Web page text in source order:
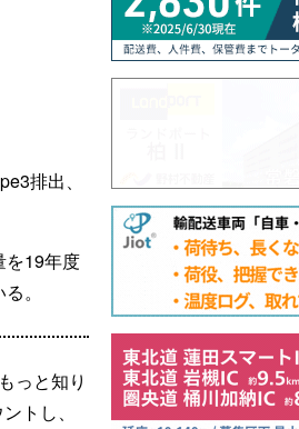
排出、
を19年度
。
っと知り
トし、